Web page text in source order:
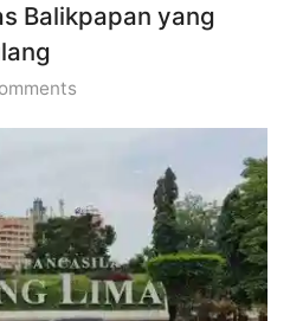
Balikpapan yang
Khas
Balikpapan
yang
Wajib